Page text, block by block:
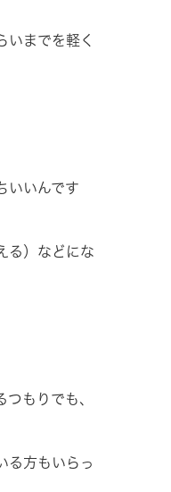
いまでを軽く
いいんです
る）などにな
つもりでも、
る方もいらっ